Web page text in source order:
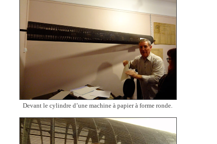
Devant le cylindre d’une machine à papier à forme ronde.